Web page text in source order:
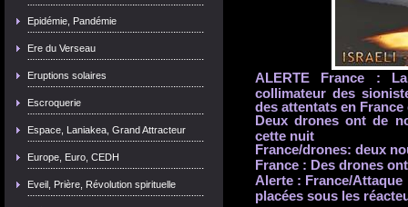
Epidémie, Pandémie
Ere du Verseau
Eruptions solaires
Escroquerie
Espace, Laniakea, Grand Attracteur
Europe, Euro, CEDH
Eveil, Prière, Révolution spirituelle
ALERTE France :
collimateur des
des attentats en France
Deux drones ont de
cette nuit
France/drones: deux
France : Des drones
Alerte : France/
placées sous les